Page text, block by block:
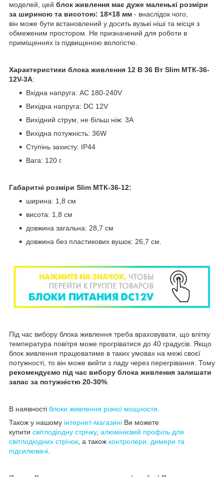
моделей, цей блок живлення має дуже маленькі розміри
за шириною та висотою: 18×18 мм - внаслідок чого,
він може бути встановлений у досить вузькі ніші та місця з
обмеженим простором. Не призначений для роботи в
приміщеннях із підвищеною вологістю.
Характеристики блока живлення 12 В 36 Вт Slim МТК-36-
12V-3A:
Вхідна напруга: AC 180-240V
Вихідна напруга: DC 12V
Вихідний струм, не більш ніж: 3А
Вихідна потужність: 36W
Ступінь захисту: IP44
Вага: 120 г.
Габаритні розміри Slim МТК-36-12:
ширина: 1,8 см
висота: 1,8 см
довжина загальна: 28,7 см
довжина без пластикових вушок: 26,7 см.
Під час вибору блока живлення треба враховувати, що влітку
температура повітря може прогріватися до 40 градусів. Якщо
блок живлення працюватиме в таких умовах на межі своєї
потужності, то він може вийти з ладу через перегрівання. Тому
рекомендуємо під час вибору блока живлення залишати
запас за потужністю 20-30%
В наявності блоки живлення різної мощности
Також у нашому інтернет-магазині Ви можете
купити світлодіодну стрічку, алюмінієвий профіль для
світлодіодних стрічок , а також контролери, димери та
підсилювачі